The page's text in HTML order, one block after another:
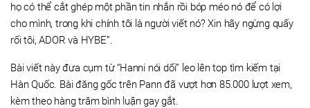
họ có thể cắt ghép một phần tin nhắn rồi bóp méo nó để có lợi
cho mình, trong khi chính tôi là người viết nó? Xin hãy ngừng quấy
rối tôi, ADOR và HYBE”.
Bài viết này đưa cụm từ “Hanni nói dối” leo lên top tìm kiếm tại
Hàn Quốc. Bài đăng gốc trên Pann đã vượt hơn 85.000 lượt xem,
kèm theo hàng trăm bình luận gay gắt.